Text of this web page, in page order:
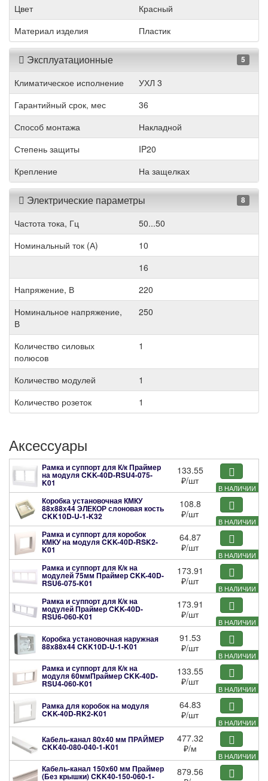
Цвет
Красный
Материал изделия
Пластик
Эксплуатационные 5
Климатическое исполнение
УХЛ 3
Гарантийный срок, мес
36
Способ монтажа
Накладной
Степень защиты
IP20
Крепление
На защелках
Электрические параметры 8
Частота тока, Гц
50...50
Номинальный ток (А)
10
16
Напряжение, В
220
Номинальное напряжение,
В
250
Количество силовых
полюсов
1
Количество модулей
1
Количество розеток
1
Аксессуары
В НАЛИЧИИ
Рамка и суппорт для К/к Праймер
на модуляCKK-40D-RSU4-075-
K01
133.55
₽/шт
В НАЛИЧИИ
Коробка установочная КМКУ
88х88х44 ЭЛЕКОР слоновая кость
CKK10D-U-1-K32
108.8
₽/шт
В НАЛИЧИИ
Рамка и суппорт для коробок
КМКУ на модуляCKK-40D-RSK2-
K01
64.87
₽/шт
В НАЛИЧИИ
Рамка и суппорт для К/к на
модулей 75мм ПраймерCKK-40D-
RSU6-075-K01
173.91
₽/шт
В НАЛИЧИИ
Рамка и суппорт для К/к на
модулей ПраймерCKK-40D-
RSU6-060-K01
173.91
₽/шт
В НАЛИЧИИ
Коробка установочная наружная
88х88х44CKK10D-U-1-K01
91.53
₽/шт
В НАЛИЧИИ
Рамка и суппорт для К/к на
модуля 60ммПраймерCKK-40D-
RSU4-060-K01
133.55
₽/шт
В НАЛИЧИИ
Рамка для коробок на модуля
CKK-40D-RK2-K01
64.83
₽/шт
В НАЛИЧИИ
Кабель-канал 80х40 мм ПРАЙМЕР
CKK40-080-040-1-K01
477.32
₽/м
Кабель-канал 150х60 мм Праймер
(Без крышки)CKK40-150-060-1-
879.56